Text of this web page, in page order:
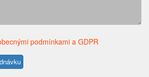
podmínkami a GDPR